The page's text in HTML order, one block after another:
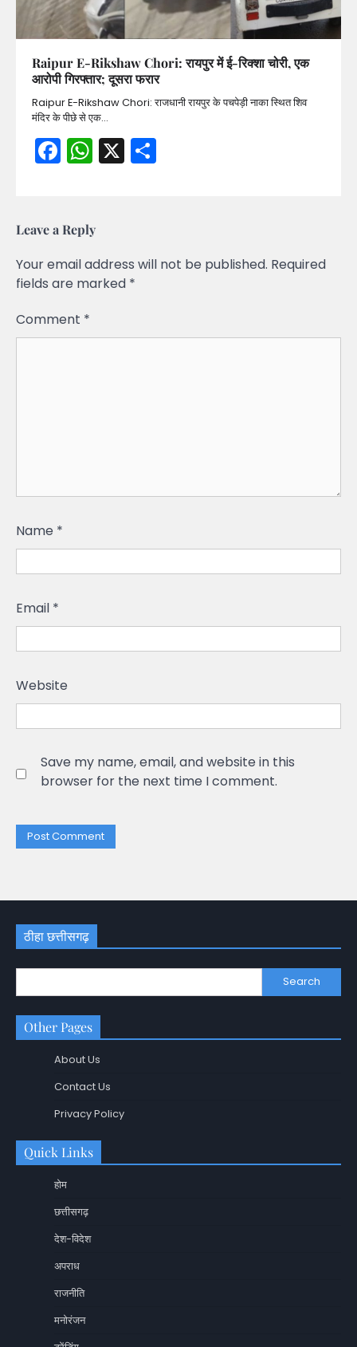
Raipur E-Rikshaw Chori: रायपुर में ई-रिक्शा चोरी, एक
आरोपी गिरफ्तार; दूसरा फरार
Raipur E-Rikshaw Chori: राजधानी रायपुर के पचपेड़ी नाका स्थित शिव
मंदिर के पीछे से एक…
Facebook
WhatsApp
X
Leave a Reply
Your email address will not be published. Required
fields are marked *
Comment *
Name *
Email *
Website
Save my name, email, and website in this
browser for the next time I comment.
ठीहा छत्तीसगढ़
Search
Other Pages
About Us
Contact Us
Privacy Policy
Quick Links
होम
छत्तीसगढ़
देश-विदेश
अपराध
राजनीति
मनोरंजन